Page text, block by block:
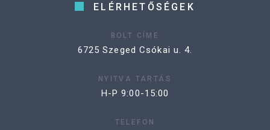
ELÉRHETŐSÉGEK
BOLT CÍME
6725 Szeged Csókai u. 4.
NYITVA TARTÁS
H-P 9:00-15:00
TELEFON